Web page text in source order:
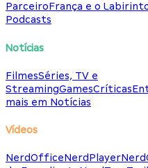
ParceiroFrança e o
Podcasts
Notícias
FilmesSéries, TV e
StreamingGamesCríticas
mais em Notícias
Vídeos
NerdOfficeNerdPlayer